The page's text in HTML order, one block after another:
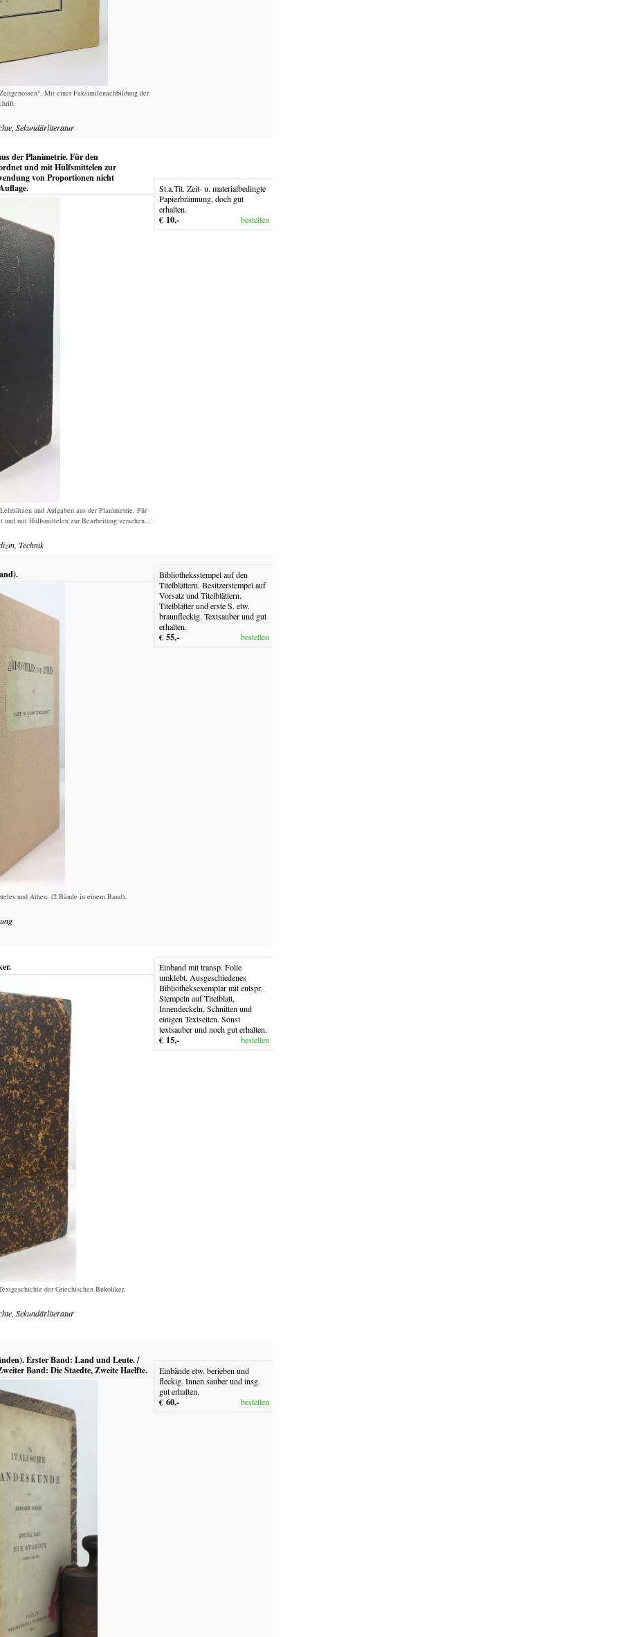
Mit einer Faksimilenachbildung der
Sekundärliteratur
der Planimetrie. Für den
und mit Hülfsmittelen zur
von Proportionen nicht
und Aufgaben aus der Planimetrie. Für
mit Hülfsmittelen zur Bearbeitung versehen...
Technik
St.a.Tit. Zeit- u. materialbedingte
Papierbräunung, doch gut
erhalten.
€ 10,- bestellen
und Athen. (2 Bände in einem Band).
Bibliotheksstempel auf den
Titelblättern. Besitzerstempel auf
Vorsatz und Titelblättern.
Titelblätter und erste S. etw.
braunfleckig. Textsauber und gut
erhalten.
€ 55,- bestellen
der Griechischen Bukoliker.
Sekundärliteratur
Einband mit transp. Folie
umklebt. Ausgeschiedenes
Bibliotheksexemplar mit entspr.
Stempeln auf Titelblatt,
Innendeckeln, Schnitten und
einigen Textseiten. Sonst
textsauber und noch gut erhalten.
€ 15,- bestellen
Erster Band: Land und Leute. /
Band: Die Staedte, Zweite Haelfte.
Einbände etw. berieben und
fleckig. Innen sauber und insg.
gut erhalten.
€ 60,- bestellen